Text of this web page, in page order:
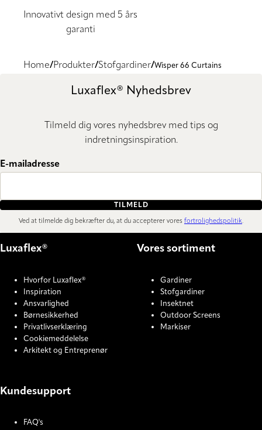
Innovativt design med 5 års
garanti
Home Produkter Stofgardiner Wisper 66 Curtains
Luxaflex® Nyhedsbrev
Tilmeld dig vores nyhedsbrev med tips og
indretningsinspiration.
E-mailadresse
TILMELD
Ved at tilmelde dig bekræfter du, at du accepterer vores fortrolighedspolitik.
Luxaflex®
Hvorfor Luxaflex®
Inspiration
Ansvarlighed
Børnesikkerhed
Privatlivserklæring
Cookiemeddelelse
Arkitekt og Entreprenør
Vores sortiment
Gardiner
Stofgardiner
Insektnet
Outdoor Screens
Markiser
Kundesupport
FAQ's